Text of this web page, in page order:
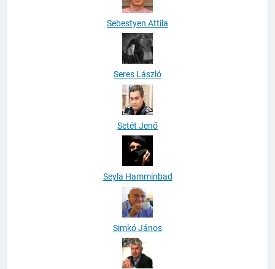
Sebestyen Attila
Seres László
Setét Jenő
Seyla Hamminbad
Simkó János